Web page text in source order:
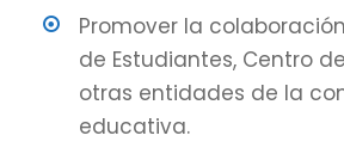
Promover la
de Estudiantes, Centro
otras entidades de la
educativa.